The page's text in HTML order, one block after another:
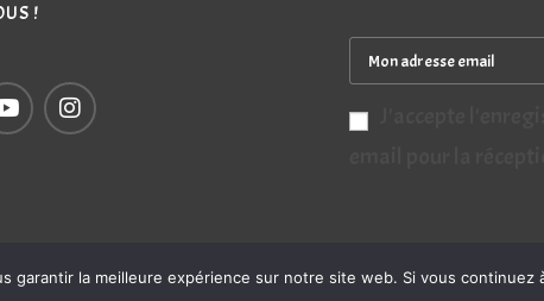
!
2020-2026 © COPYRIGHT - ELIXIRSURMESURE.FR
garantir la meilleure expérience sur notre site web. Si vous